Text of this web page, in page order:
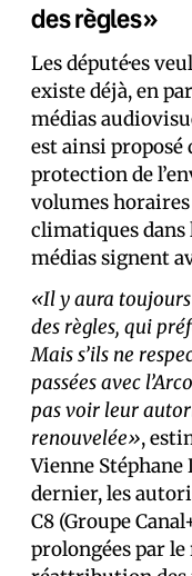
des règles»
Les député·es
existe déjà, en
médias
est ainsi proposé
protection de
volumes
climatiques dans
médias signent
«Il y aura
des règles, qui
Mais s’ils ne
passées avec
pas voir leur
renouvelée»,
Vienne
dernier, les
C8 (Groupe
prolongées par le